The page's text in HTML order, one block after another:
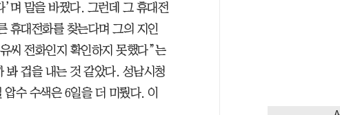
며 말을 바꿨다. 그런데 그 휴대전
휴대전화를 찾는다며 그의 지인
씨 전화인지 확인하지 못했다”는
봐 겁을 내는 것 같았다. 성남시청
수 수색은 6일을 더 미뤘다. 이